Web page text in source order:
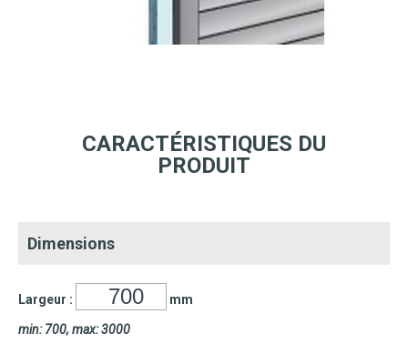
CARACTÉRISTIQUES DU
PRODUIT
Dimensions
Largeur : mm
min: 700, max: 3000